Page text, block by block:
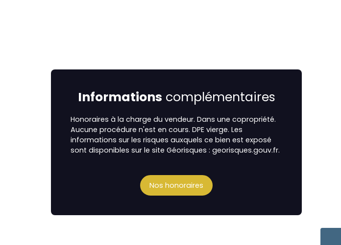
Informations complémentaires
Honoraires à la charge du vendeur. Dans une copropriété.
Aucune procédure n'est en cours. DPE vierge. Les
informations sur les risques auxquels ce bien est exposé
sont disponibles sur le site Géorisques : georisques.gouv.fr.
Nos honoraires